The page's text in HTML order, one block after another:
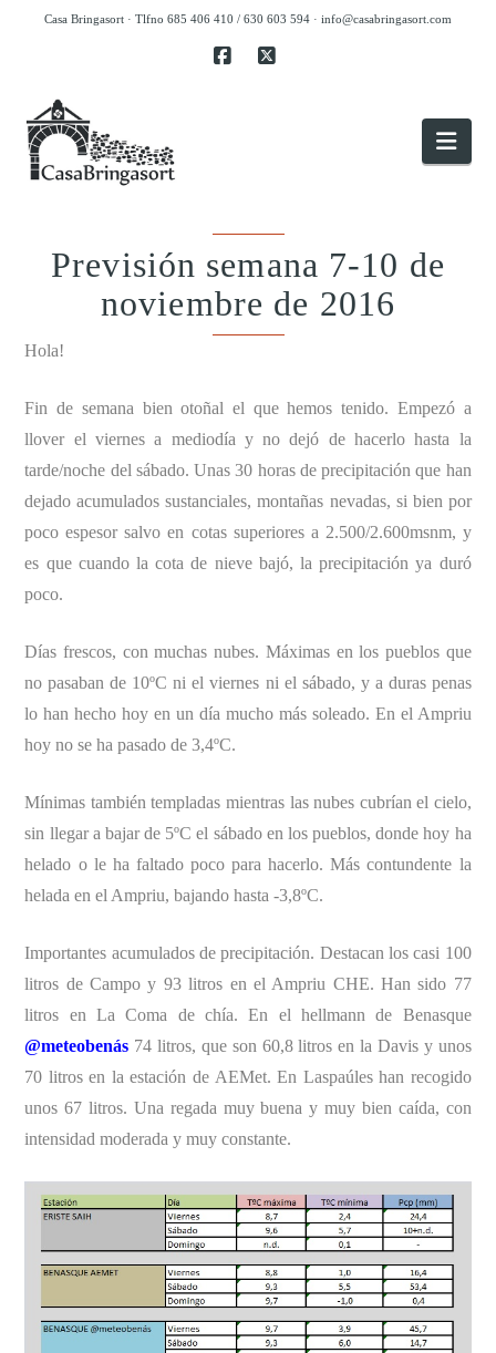
Casa Bringasort · Tlfno 685 406 410 / 630 603 594 · info@casabringasort.com
Previsión semana 7-10 de
noviembre de 2016
Hola!
Fin de semana bien otoñal el que hemos tenido. Empezó a
llover el viernes a mediodía y no dejó de hacerlo hasta la
tarde/noche del sábado. Unas 30 horas de precipitación que han
dejado acumulados sustanciales, montañas nevadas, si bien por
poco espesor salvo en cotas superiores a 2.500/2.600msnm, y
es que cuando la cota de nieve bajó, la precipitación ya duró
poco.
Días frescos, con muchas nubes. Máximas en los pueblos que
no pasaban de 10ºC ni el viernes ni el sábado, y a duras penas
lo han hecho hoy en un día mucho más soleado. En el Ampriu
hoy no se ha pasado de 3,4ºC.
Mínimas también templadas mientras las nubes cubrían el cielo,
sin llegar a bajar de 5ºC el sábado en los pueblos, donde hoy ha
helado o le ha faltado poco para hacerlo. Más contundente la
helada en el Ampriu, bajando hasta -3,8ºC.
Importantes acumulados de precipitación. Destacan los casi 100
litros de Campo y 93 litros en el Ampriu CHE. Han sido 77
litros en La Coma de chía. En el hellmann de Benasque
@meteobenás 74 litros, que son 60,8 litros en la Davis y unos
70 litros en la estación de AEMet. En Laspaúles han recogido
unos 67 litros. Una regada muy buena y muy bien caída, con
intensidad moderada y muy constante.